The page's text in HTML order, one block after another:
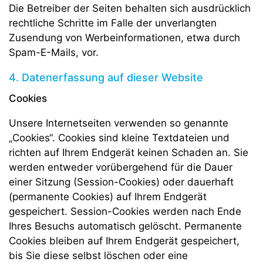
Die Betreiber der Seiten behalten sich ausdrücklich
rechtliche Schritte im Falle der unverlangten
Zusendung von Werbeinformationen, etwa durch
Spam-E-Mails, vor.
4. Datenerfassung auf dieser Website
Cookies
Unsere Internetseiten verwenden so genannte
„Cookies“. Cookies sind kleine Textdateien und
richten auf Ihrem Endgerät keinen Schaden an. Sie
werden entweder vorübergehend für die Dauer
einer Sitzung (Session-Cookies) oder dauerhaft
(permanente Cookies) auf Ihrem Endgerät
gespeichert. Session-Cookies werden nach Ende
Ihres Besuchs automatisch gelöscht. Permanente
Cookies bleiben auf Ihrem Endgerät gespeichert,
bis Sie diese selbst löschen oder eine